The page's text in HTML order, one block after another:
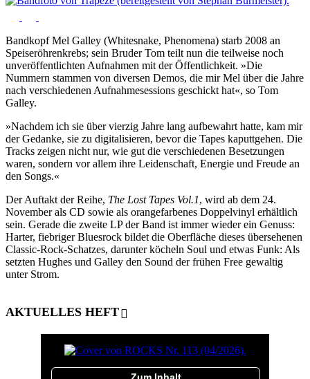
Bandkopf Mel Galley (Whitesnake, Phenomena) starb 2008 an
Speiseröhrenkrebs; sein Bruder Tom teilt nun die teilweise noch
unveröffentlichten Aufnahmen mit der Öffentlichkeit. »Die
Nummern stammen von diversen Demos, die mir Mel über die Jahre
nach verschiedenen Aufnahmesessions geschickt hat«, so Tom
Galley.
»Nachdem ich sie über vierzig Jahre lang aufbewahrt hatte, kam mir
der Gedanke, sie zu digitalisieren, bevor die Tapes kaputtgehen. Die
Tracks zeigen nicht nur, wie gut die verschiedenen Besetzungen
waren, sondern vor allem ihre Leidenschaft, Energie und Freude an
den Songs.«
Der Auftakt der Reihe, The Lost Tapes Vol.1, wird ab dem 24.
November als CD sowie als orangefarbenes Doppelvinyl erhältlich
sein. Gerade die zweite LP der Band ist immer wieder ein Genuss:
Harter, fiebriger Bluesrock bildet die Oberfläche dieses übersehenen
Classic-Rock-Schatzes, darunter köcheln Soul und etwas Funk: Als
setzten Hughes und Galley den Sound der frühen Free gewaltig
unter Strom.
AKTUELLES HEFT